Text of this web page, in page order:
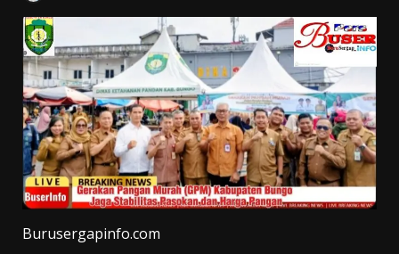
Burusergapinfo.com